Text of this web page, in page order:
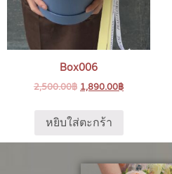
Box006
2,500.00฿ 1,890.00฿
หยิบใส่ตะกร้า